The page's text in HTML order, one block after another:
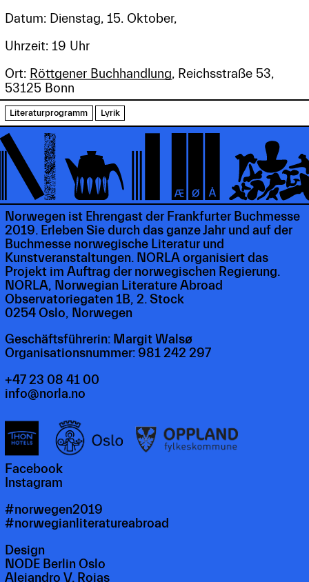
Datum: Dienstag, 15. Oktober,
Uhrzeit: 19 Uhr
Ort: Röttgener Buchhandlung, Reichsstraße 53,
53125 Bonn
Literaturprogramm Lyrik
Norwegen ist Ehrengast der Frankfurter Buchmesse
2019. Erleben Sie durch das ganze Jahr und auf der
Buchmesse norwegische Literatur und
Kunstveranstaltungen. NORLA organisiert das
Projekt im Auftrag der norwegischen Regierung.
NORLA, Norwegian Literature Abroad
Observatoriegaten 1B, 2. Stock
0254 Oslo, Norwegen
Geschäftsführerin: Margit Walsø
Organisationsnummer: 981 242 297
+47 23 08 41 00
info@norla.no
Facebook
Instagram
#norwegen2019
#norwegianliteratureabroad
Design
NODE Berlin Oslo
Alejandro V. Rojas